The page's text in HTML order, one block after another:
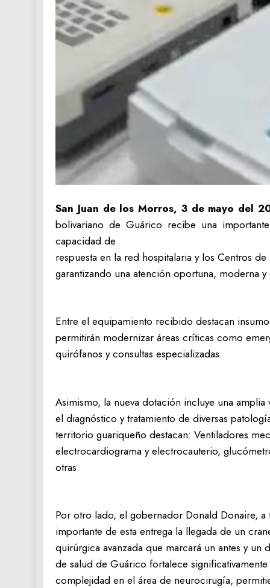
‎San Juan de los Morros, 3 de mayo del
bolivariano de Guárico recibe una
capacidad de
respuesta en la red hospitalaria y los Centros
garantizando una atención oportuna, moderna
‎Entre el equipamiento recibido destacan
permitirán modernizar áreas críticas como
quirófanos y consultas especializadas.
‎Asimismo, la nueva dotación incluye una
el diagnóstico y tratamiento de diversas
territorio guariqueño destacan: Ventiladores
electrocardiograma y electrocauterio,
otras.
‎Por otro lado, el gobernador Donald Donaire,
importante de esta entrega la llegada de un
quirúrgica avanzada que marcará un antes y
de salud de Guárico fortalece
complejidad en el área de neurocirugía,